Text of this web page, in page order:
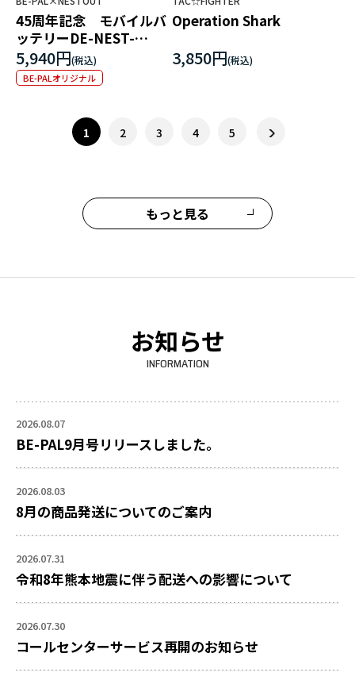
45周年記念 モバイルバ
ッテリーDE-NEST-
5000OV 特製ポーチ付
5,940円
BE-PALオリジナル
Operation Shark
3,850円
1 2 3 4 5
もっと見る
お知らせ
INFORMATION
2026.08.07
BE-PAL9月号リリースしました。
2026.08.03
8月の商品発送についてのご案内
2026.07.31
令和8年熊本地震に伴う配送への影響について
2026.07.30
コールセンターサービス再開のお知らせ